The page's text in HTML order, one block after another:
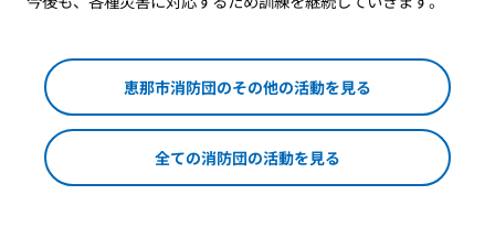
恵那市消防団のその他の活動を見る
全ての消防団の活動を見る